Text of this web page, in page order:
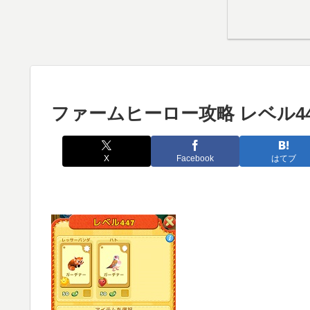
ファームヒーロー攻略 レベル
X Facebook はてブ